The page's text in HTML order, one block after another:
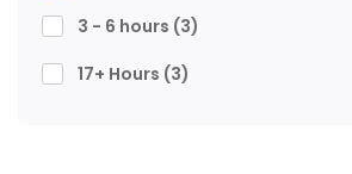
3 - 6 hours (3)
17+ Hours (3)